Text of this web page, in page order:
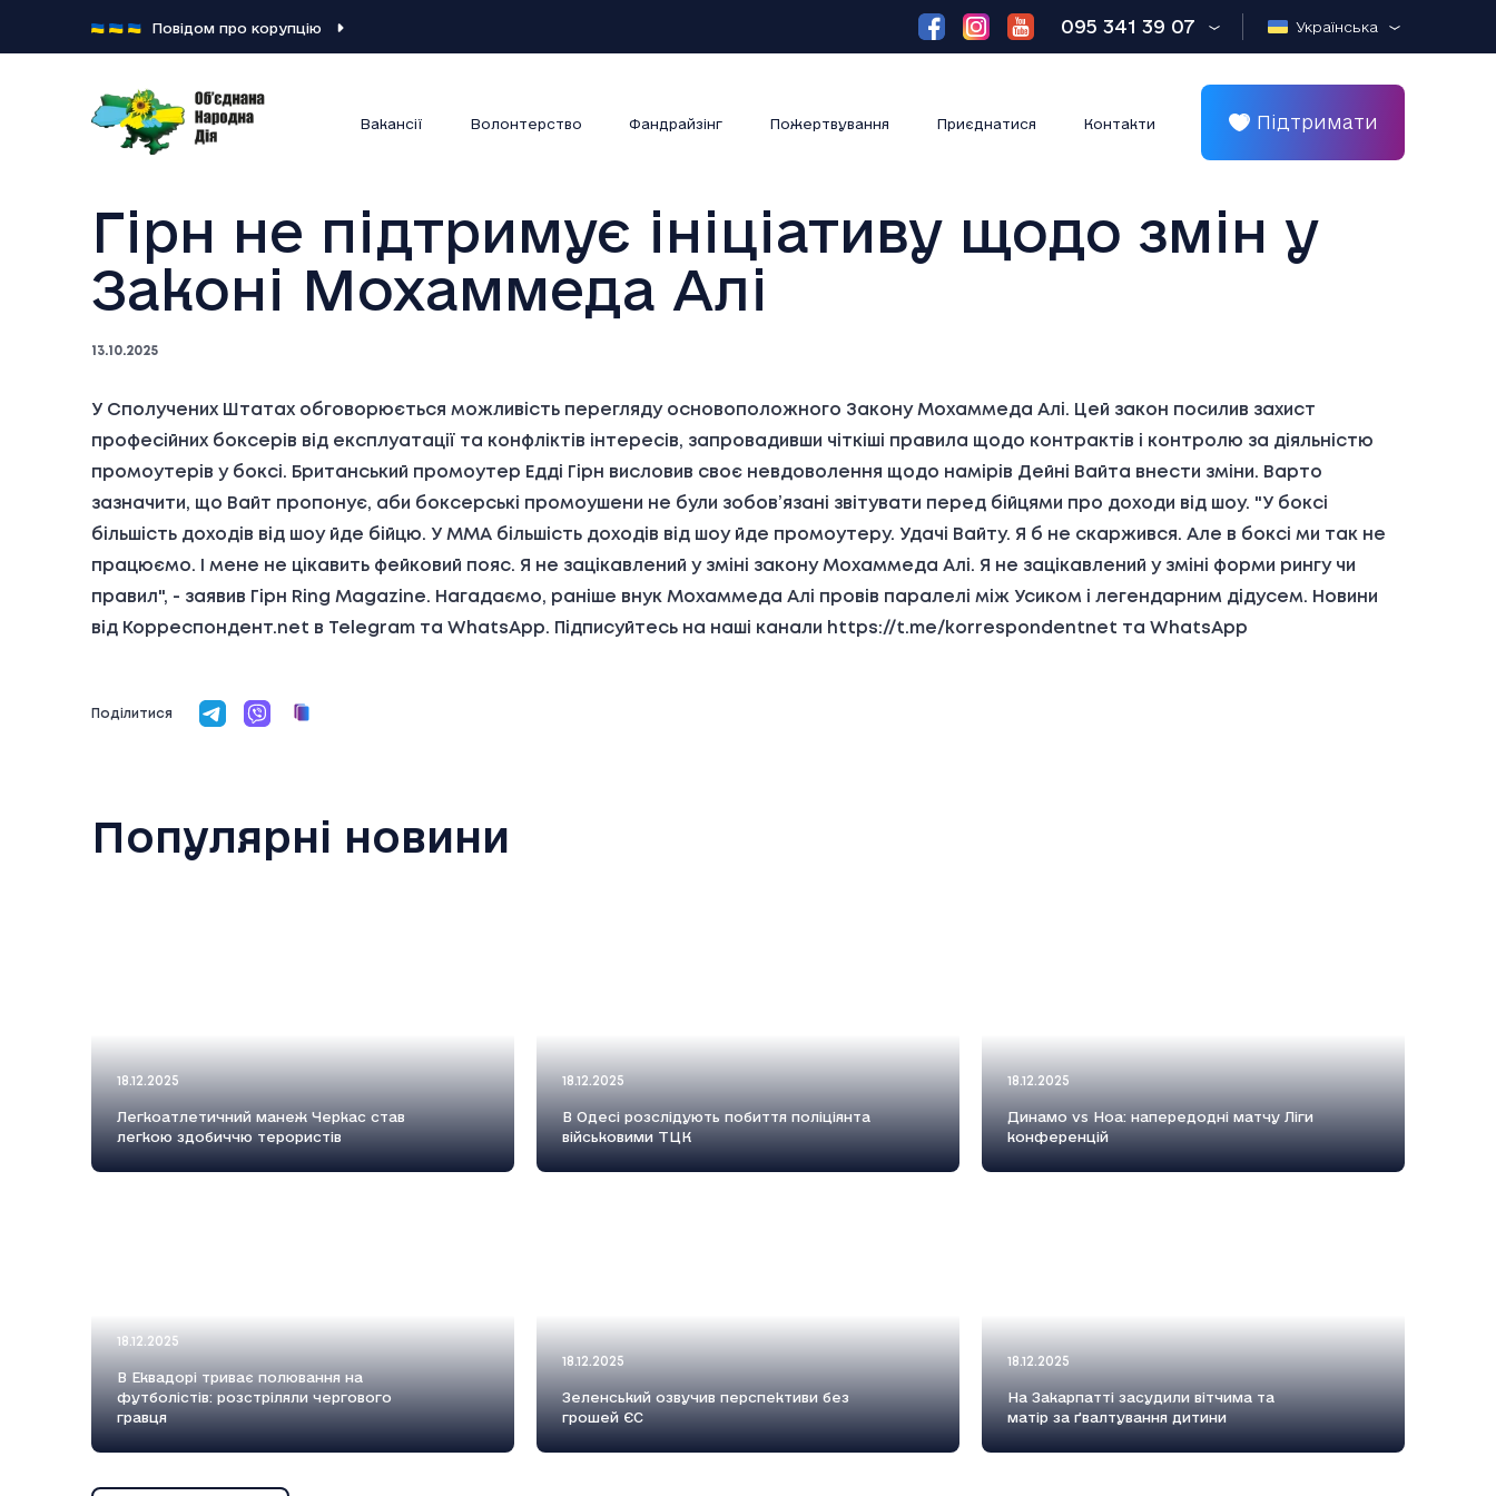
Повідом про корупцію 095 341 39 07 Українська
Вакансії Волонтерство Фандрайзінг Пожертвування Приєднатися Контакти Підтримати
Гірн не підтримує ініціативу щодо змін у
Законі Мохаммеда Алі
13.10.2025
У Сполучених Штатах обговорюється можливість перегляду основоположного Закону Мохаммеда Алі. Цей закон посилив захист
професійних боксерів від експлуатації та конфліктів інтересів, запровадивши чіткіші правила щодо контрактів і контролю за діяльністю
промоутерів у боксі. Британський промоутер Едді Гірн висловив своє невдоволення щодо намірів Дейні Вайта внести зміни. Варто
зазначити, що Вайт пропонує, аби боксерські промоушени не були зобов’язані звітувати перед бійцями про доходи від шоу. "У боксі
більшість доходів від шоу йде бійцю. У ММА більшість доходів від шоу йде промоутеру. Удачі Вайту. Я б не скаржився. Але в боксі ми так не
працюємо. І мене не цікавить фейковий пояс. Я не зацікавлений у зміні закону Мохаммеда Алі. Я не зацікавлений у зміні форми рингу чи
правил", - заявив Гірн Ring Magazine. Нагадаємо, раніше внук Мохаммеда Алі провів паралелі між Усиком і легендарним дідусем. Новини
від Корреспондент.net в Telegram та WhatsApp. Підписуйтесь на наші канали https://t.me/korrespondentnet та WhatsApp
Поділитися
Популярні новини
18.12.2025
Легкоатлетичний манеж Черкас став
легкою здобиччю терористів
18.12.2025
В Одесі розслідують побиття поліціянта
військовими ТЦК
18.12.2025
Динамо vs Ноа: напередодні матчу Ліги
конференцій
18.12.2025
В Еквадорі триває полювання на
футболістів: розстріляли чергового
гравця
18.12.2025
Зеленський озвучив перспективи без
грошей ЄС
18.12.2025
На Закарпатті засудили вітчима та
матір за ґвалтування дитини